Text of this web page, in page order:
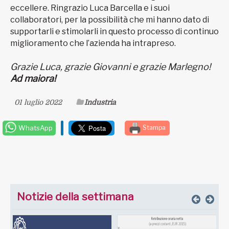
eccellere. Ringrazio Luca Barcella e i suoi
collaboratori, per la possibilità che mi hanno dato di
supportarli e stimolarli in questo processo di continuo
miglioramento che l’azienda ha intrapreso.
Grazie Luca, grazie Giovanni e grazie Marlegno!
Ad maiora!
01 luglio 2022 Industria
WhatsApp Stampa
Notizie della settimana